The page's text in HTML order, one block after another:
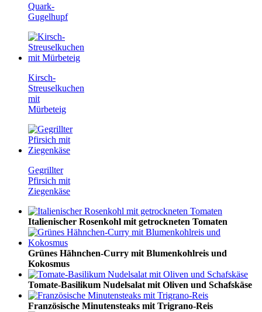
Quark-
Gugelhupf
Kirsch-
Streuselkuchen
mit
Mürbeteig
Gegrillter
Pfirsich mit
Ziegenkäse
Italienischer Rosenkohl mit getrockneten Tomaten
Grünes Hähnchen-Curry mit Blumenkohlreis und
Kokosmus
Tomate-Basilikum Nudelsalat mit Oliven und Schafskäse
Französische Minutensteaks mit Trigrano-Reis